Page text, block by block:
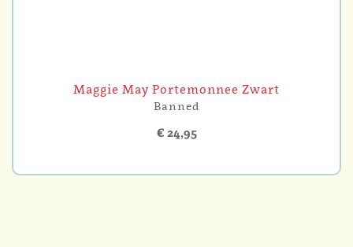
Maggie May Portemonnee Zwart
Banned
€ 24,95